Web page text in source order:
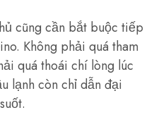
cũng cần bắt buộc tiếp
Không phải quá tham
quá thoái chí lòng lúc
lạnh còn chỉ dẫn đại